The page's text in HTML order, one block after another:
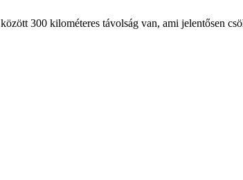
300 kilométeres távolság van, ami jelentősen